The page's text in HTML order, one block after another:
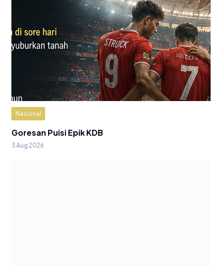
Nasional
Goresan Puisi Epik KDB
3 Aug 2026